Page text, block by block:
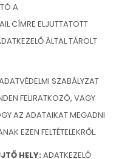
A
CÍMRE ELJUTTATOTT
ÁLTAL TÁROLT
SZABÁLYZAT
FELIRATKOZÓ, VAGY
AZ ADATAIKAT MEGADNI
EZEN FELTÉTELEKRŐL.
HELY: ADATKEZELŐ